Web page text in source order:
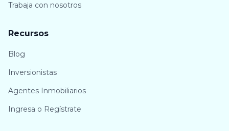
Trabaja con nosotros
Recursos
Blog
Inversionistas
Agentes Inmobiliarios
Ingresa o Regístrate